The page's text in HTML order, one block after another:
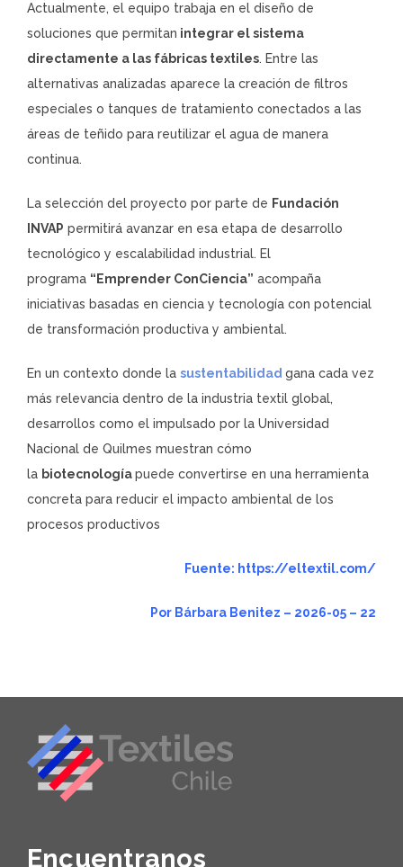
Actualmente, el equipo trabaja en el diseño de
soluciones que permitan integrar el sistema
directamente a las fábricas textiles. Entre las
alternativas analizadas aparece la creación de filtros
especiales o tanques de tratamiento conectados a las
áreas de teñido para reutilizar el agua de manera
continua.
La selección del proyecto por parte de Fundación
INVAP permitirá avanzar en esa etapa de desarrollo
tecnológico y escalabilidad industrial. El
programa “Emprender ConCiencia” acompaña
iniciativas basadas en ciencia y tecnología con potencial
de transformación productiva y ambiental.
En un contexto donde la sustentabilidad gana cada vez
más relevancia dentro de la industria textil global,
desarrollos como el impulsado por la Universidad
Nacional de Quilmes muestran cómo
la biotecnologíapuede convertirse en una herramienta
concreta para reducir el impacto ambiental de los
procesos productivos
Fuente: https://eltextil.com/
Por Bárbara Benitez – 2026-05 – 22
Encuentranos